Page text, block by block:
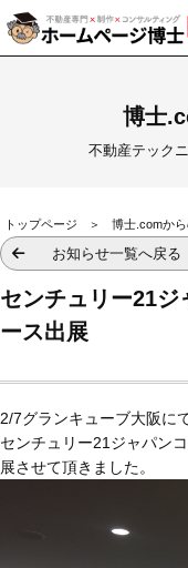
博士
不動産テック
トップページ 博士.comか
お知らせ一覧へ戻る
センチュリー21
ース出展
2/7グランキューブ大阪に
センチュリー21ジャパン
展させて頂きました。